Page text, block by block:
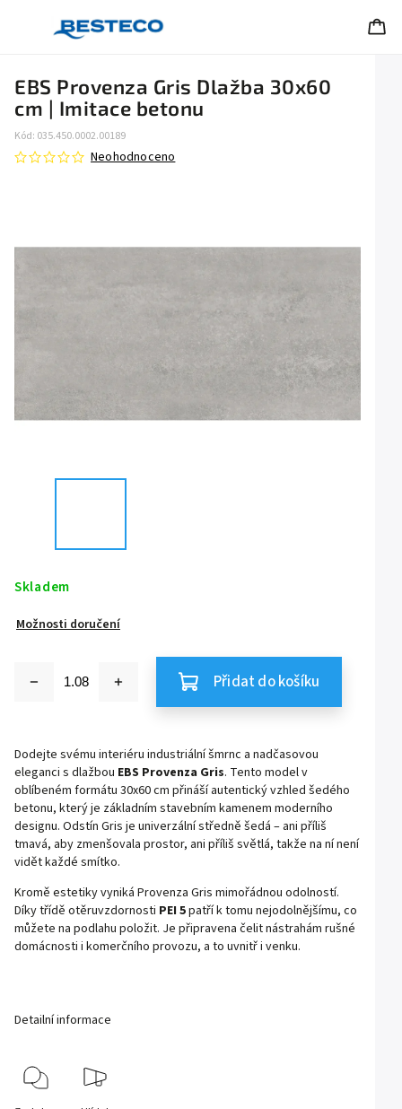
EBS Provenza Gris Dlažba 30x60
cm | Imitace betonu
Kód: 035.450.0002.00189
Neohodnoceno
Skladem
Možnosti doručení
Přidat do košíku
Dodejte svému interiéru industriální šmrnc a nadčasovou
eleganci s dlažbou EBS Provenza Gris. Tento model v
oblíbeném formátu 30x60 cm přináší autentický vzhled šedého
betonu, který je základním stavebním kamenem moderního
designu. Odstín Gris je univerzální středně šedá – ani příliš
tmavá, aby zmenšovala prostor, ani příliš světlá, takže na ní není
vidět každé smítko.
Kromě estetiky vyniká Provenza Gris mimořádnou odolností.
Díky třídě otěruvzdornosti PEI 5patří k tomu nejodolnějšímu, co
můžete na podlahu položit. Je připravena čelit nástrahám rušné
domácnosti i komerčního provozu, a to uvnitř i venku.
Detailní informace